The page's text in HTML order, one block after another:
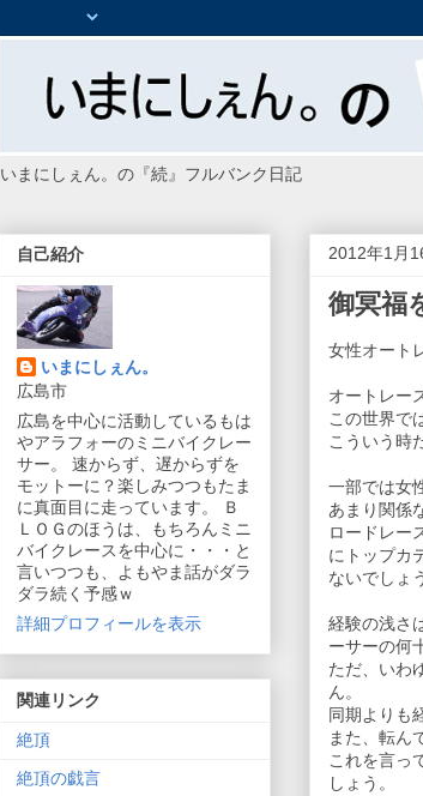
いまにしぇん。の『続』フルバンク日記
2012年1月
御冥福
女性オート
オートレー
この世界で
こういう時
一部では女
あまり関係
ロードレー
にトップカ
ないでしょ
経験の浅さ
ーサーの何
ただ、いわ
ん。
同期よりも
また、転ん
これを言っ
しょう。
自己紹介
いまにしぇん。
広島市
広島を中心に活動しているもは
やアラフォーのミニバイクレー
サー。 速からず、遅からずを
モットーに？楽しみつつもたま
に真面目に走っています。 Ｂ
ＬＯＧのほうは、もちろんミニ
バイクレースを中心に・・・と
言いつつも、よもやま話がダラ
ダラ続く予感ｗ
詳細プロフィールを表示
関連リンク
絶頂
絶頂の戯言